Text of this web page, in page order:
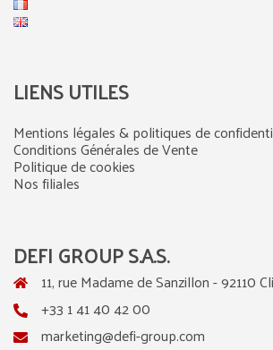
LIENS UTILES
Mentions légales & politiques de
Conditions Générales de Vente
Politique de cookies
Nos filiales
DEFI GROUP S.A.S.
11, rue Madame de Sanzillon - 92110
+33 1 41 40 42 00
marketing@defi-group.com